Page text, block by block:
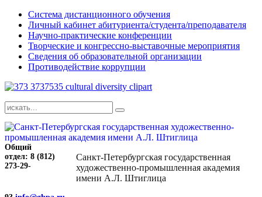
Система дистанционного обучения
Личный кабинет абитуриента/студента/преподавателя
Научно-практические конференции
Творческие и конгрессно-выставочные мероприятия
Сведения об образовательной организации
Противодействие коррупции
Санкт-Петербургская государственная
художественно-промышленная академия
имени А.Л. Штиглица
Общий
отдел: 8 (812)
273-29-